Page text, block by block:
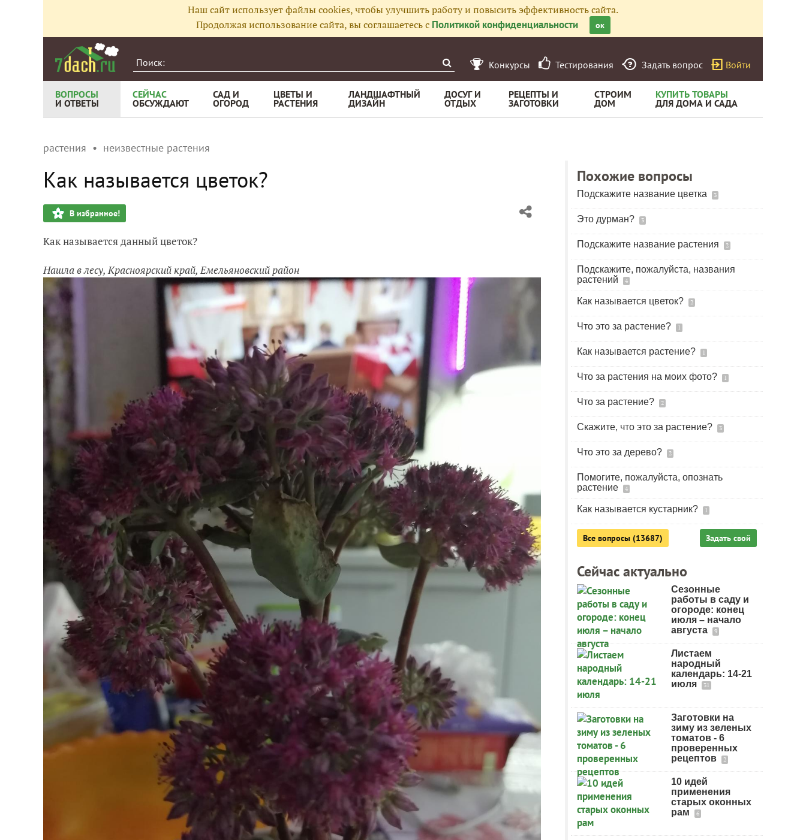
Наш сайт использует файлы cookies, чтобы улучшить работу и повысить эффективность сайта.
Продолжая использование сайта, вы соглашаетесь с Политикой конфиденциальности ок
Конкурсы Тестирования Задать вопрос Войти
ВОПРОСЫ
И ОТВЕТЫ
СЕЙЧАС
ОБСУЖДАЮТ
САД И
ОГОРОД
ЦВЕТЫ И
РАСТЕНИЯ
ЛАНДШАФТНЫЙ
ДИЗАЙН
ДОСУГ И
ОТДЫХ
РЕЦЕПТЫ И
ЗАГОТОВКИ
СТРОИМ
ДОМ
КУПИТЬ ТОВАРЫ
ДЛЯ ДОМА И САДА
растения неизвестные растения
Как называется цветок?
В избранное!
Как называется данный цветок?
Нашла в лесу, Красноярский край, Емельяновский район
Похожие вопросы
Подскажите название цветка 3
Это дурман? 3
Подскажите название растения 2
Подскажите, пожалуйста, названия
растений
4
Как называется цветок? 2
Что это за растение? 1
Как называется растение? 1
Что за растения на моих фото? 1
Что за растение? 2
Скажите, что это за растение? 3
Что это за дерево? 2
Помогите, пожалуйста, опознать
растение
4
Как называется кустарник? 1
Все вопросы (13687) Задать свой
Сейчас актуально
Сезонные
работы в саду и
огороде: конец
июля – начало
августа
9
Листаем
народный
календарь: 14-21
июля
31
Заготовки на
зиму из зеленых
томатов - 6
проверенных
рецептов
2
10 идей
применения
старых оконных
рам
6